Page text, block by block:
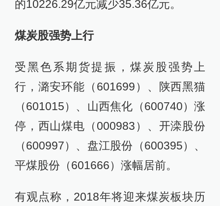
的10226.29亿元减少35.36亿元。
煤炭股强势上行
受黑色系期货提振，煤炭股强势上
行，潞安环能（601699）、陕西黑猫
（601015）、山西焦化（600740）涨
停，西山煤电（000983）、开滦股份
（600997）、盘江股份（600395）、
平煤股份（601666）涨幅居前。
有观点称，2018年将迎来煤炭板块历